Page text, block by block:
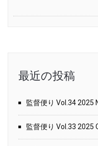
最近の投稿
監督便り Vol.34 2025
監督便り Vol.33 2025